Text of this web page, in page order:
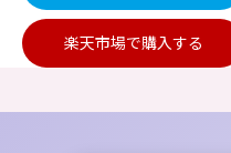
楽天市場で購入する